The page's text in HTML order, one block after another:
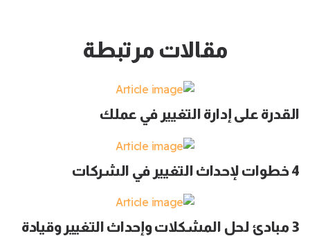
مقالات مرتبطة
القدرة على إدارة التغيير في عملك
4 خطوات لإحداث التغيير في الشركات
3 مبادئ لحل المشكلات وإحداث التغيير وقيادة